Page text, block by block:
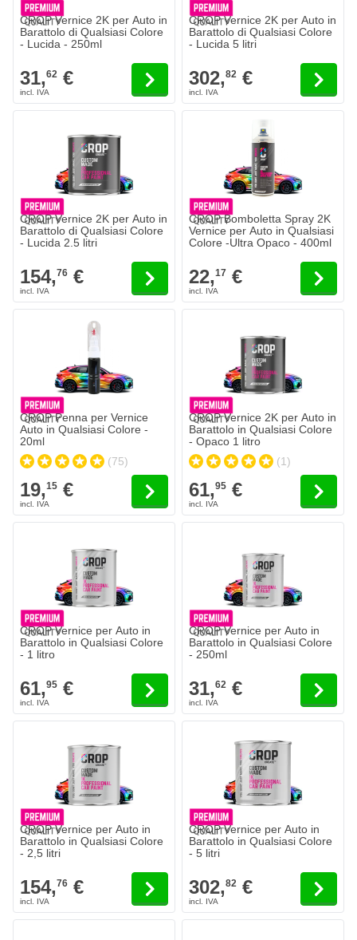
CROP Vernice 2K per Auto in
Barattolo di Qualsiasi Colore
- Lucida - 250ml
31,62 €
CROP Vernice 2K per Auto in
Barattolo di Qualsiasi Colore
- Lucida 5 litri
302,82 €
CROP Vernice 2K per Auto in
Barattolo di Qualsiasi Colore
- Lucida 2.5 litri
154,76 €
CROP Bomboletta Spray 2K
Vernice per Auto in Qualsiasi
Colore -Ultra Opaco - 400ml
22,17 €
CROP Penna per Vernice
Auto in Qualsiasi Colore -
20ml
(75)
19,15 €
CROP Vernice 2K per Auto in
Barattolo in Qualsiasi Colore
- Opaco 1 litro
(1)
61,95 €
CROP Vernice per Auto in
Barattolo in Qualsiasi Colore
- 1 litro
61,95 €
CROP Vernice per Auto in
Barattolo in Qualsiasi Colore
- 250ml
31,62 €
CROP Vernice per Auto in
Barattolo in Qualsiasi Colore
- 2,5 litri
154,76 €
CROP Vernice per Auto in
Barattolo in Qualsiasi Colore
- 5 litri
302,82 €